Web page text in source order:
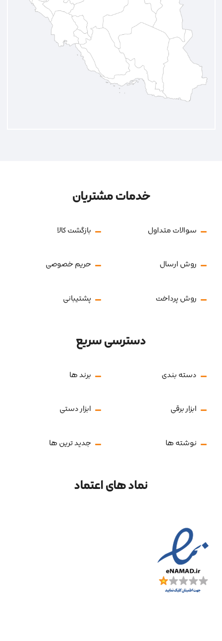
خدمات مشتریان
سوالات متداول بازگشت کالا
روش ارسال حریم خصوصی
روش پرداخت پشتیبانی
دسترسی سریع
دسته بندی برند ها
ابزار برقی ابزار دستی
نوشته ها جدید ترین ها
نماد های اعتماد